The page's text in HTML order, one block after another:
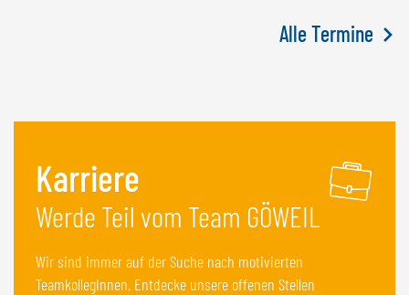
Alle Termine
Karriere
Werde Teil vom Team GÖWEIL
Wir sind immer auf der Suche nach motivierten
TeamkollegInnen. Entdecke unsere offenen Stellen